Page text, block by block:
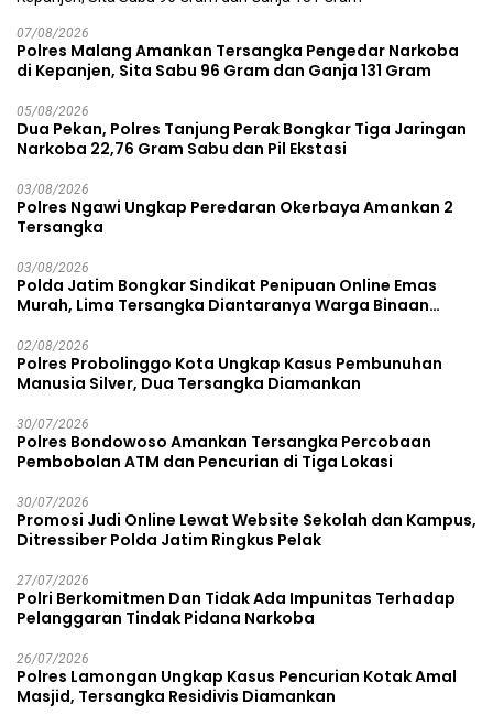
07/08/2026
Polres Malang Amankan Tersangka Pengedar Narkoba
di Kepanjen, Sita Sabu 96 Gram dan Ganja 131 Gram
05/08/2026
Dua Pekan, Polres Tanjung Perak Bongkar Tiga Jaringan
Narkoba 22,76 Gram Sabu dan Pil Ekstasi
03/08/2026
Polres Ngawi Ungkap Peredaran Okerbaya Amankan 2
Tersangka
03/08/2026
Polda Jatim Bongkar Sindikat Penipuan Online Emas
Murah, Lima Tersangka Diantaranya Warga Binaan
02/08/2026
Polres Probolinggo Kota Ungkap Kasus Pembunuhan
Manusia Silver, Dua Tersangka Diamankan
30/07/2026
Polres Bondowoso Amankan Tersangka Percobaan
Pembobolan ATM dan Pencurian di Tiga Lokasi
30/07/2026
Promosi Judi Online Lewat Website Sekolah dan Kampus,
Ditressiber Polda Jatim Ringkus Pelak
27/07/2026
Polri Berkomitmen Dan Tidak Ada Impunitas Terhadap
Pelanggaran Tindak Pidana Narkoba
26/07/2026
Polres Lamongan Ungkap Kasus Pencurian Kotak Amal
Masjid, Tersangka Residivis Diamankan